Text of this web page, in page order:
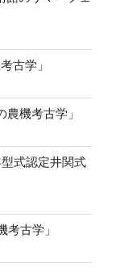
古学」
機考古学」
式認定井関式
古学」